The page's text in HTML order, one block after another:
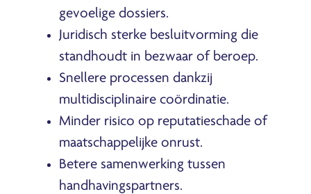
gevoelige dossiers.
Juridisch sterke besluitvorming die
standhoudt in bezwaar of beroep.
Snellere processen dankzij
multidisciplinaire coördinatie.
Minder risico op reputatieschade of
maatschappelijke onrust.
Betere samenwerking tussen
handhavingspartners.